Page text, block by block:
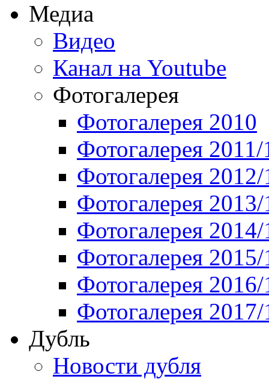
Медиа
Видео
Канал на Youtube
Фотогалерея
Фотогалерея 2010
Фотогалерея 2011/
Фотогалерея
Фотогалерея
Фотогалерея
Фотогалерея
Фотогалерея
Фотогалерея
Дубль
Новости дубля